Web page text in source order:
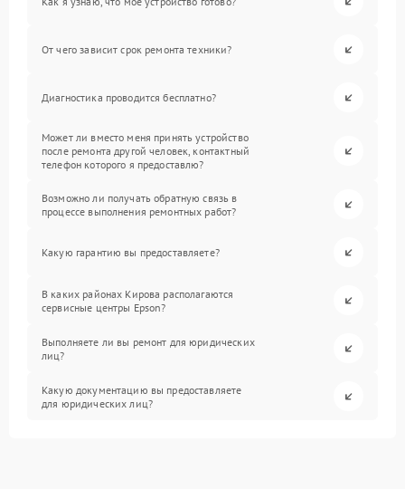
От чего зависит срок ремонта техники?
Диагностика проводится бесплатно?
Может ли вместо меня принять устройство
после ремонта другой человек, контактный
телефон которого я предоставлю?
Возможно ли получать обратную связь в
процессе выполнения ремонтных работ?
Какую гарантию вы предоставляете?
В каких районах Кирова располагаются
сервисные центры Epson?
Выполняете ли вы ремонт для юридических
лиц?
Какую документацию вы предоставляете
для юридических лиц?